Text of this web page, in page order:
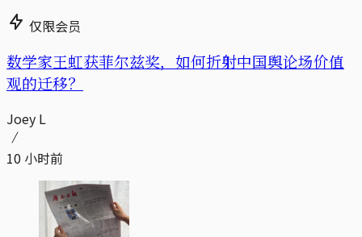
仅限会员
数学家王虹获菲尔兹奖，如何折射中国舆论场价值
观的迁移？
Joey L
10 小时前